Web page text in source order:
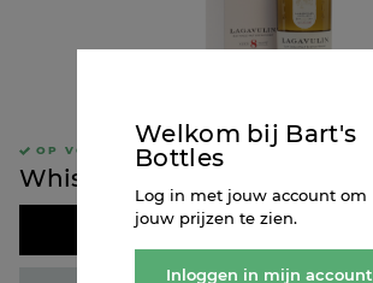
OP VOORRAAD
Whisky Lagavulin 8Y
Doos kopen
Welkom bij Bart's
Bottles
Log in met jouw account om
jouw prijzen te zien.
Inloggen in mijn account